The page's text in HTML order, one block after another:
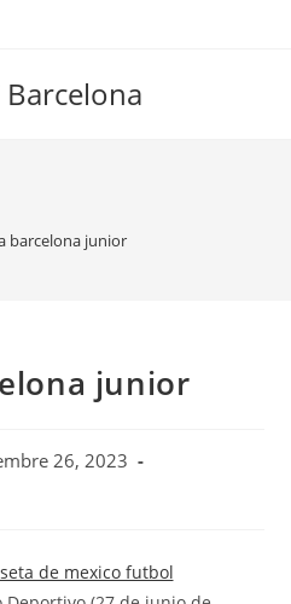
Barcelona
barcelona junior
junior
26, 2023